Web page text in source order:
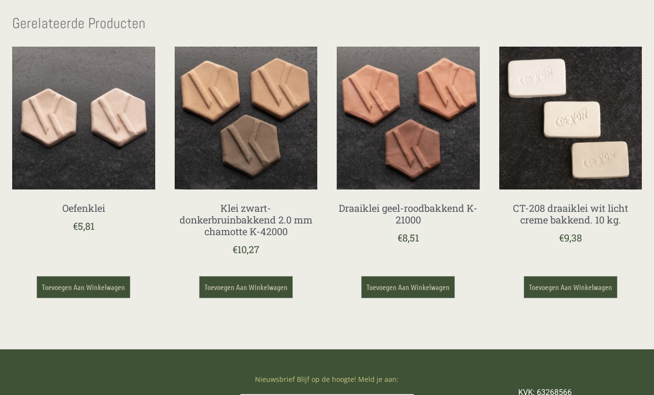
Gerelateerde Producten
Oefenklei
€5,81
Toevoegen Aan Winkelwagen
Klei zwart-
donkerbruinbakkend 2.0 mm
chamotte K-42000
€10,27
Toevoegen Aan Winkelwagen
Draaiklei geel-roodbakkend K-
21000
€8,51
Toevoegen Aan Winkelwagen
CT-208 draaiklei wit licht
creme bakkend. 10 kg.
€9,38
Toevoegen Aan Winkelwagen
Nieuwsbrief Blijf op de hoogte! Meld je aan:
KVK: 63268566